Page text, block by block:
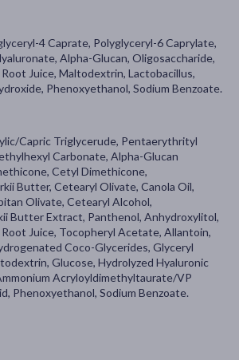
4 Caprate, Polyglyceryl-6 Caprylate,
Alpha-Glucan, Oligosaccharide,
Juice, Maltodextrin, Lactobacillus,
Phenoxyethanol, Sodium Benzoate.
Capric Triglycerude, Pentaerythrityl
Carbonate, Alpha-Glucan
Cetyl Dimethicone,
Butter, Cetearyl Olivate, Canola Oil,
Olivate, Cetearyl Alcohol,
Butter Extract, Panthenol, Anhydroxylitol,
Root Juice, Tocopheryl Acetate, Allantoin,
Coco-Glycerides, Glyceryl
Glucose, Hydrolyzed Hyaluronic
Acryloyldimethyltaurate/VP
Phenoxyethanol, Sodium Benzoate.